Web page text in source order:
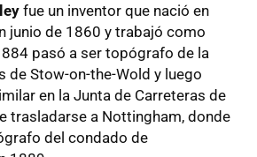
fue un inventor que nació en
junio de 1860 y trabajó como
pasó a ser topógrafo de la
de Stow-on-the-Wold y luego
en la Junta de Carreteras de
trasladarse a Nottingham, donde
del condado de